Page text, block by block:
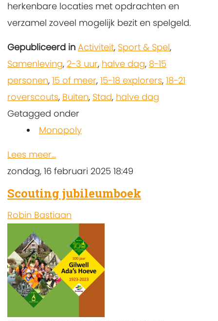
herkenbare locaties met opdrachten en
verzamel zoveel mogelijk bezit en spelgeld.
Gepubliceerd in Activiteit, Sport & Spel,
Samenleving, 2-3 uur, halve dag, 8-15
personen, 15 of meer, 15-18 explorers, 18-21
roverscouts, Buiten, Stad, halve dag
Getagged onder
Monopoly
Lees meer...
zondag, 16 februari 2025 18:49
Scouting jubileumboek
Robin Bastiaan